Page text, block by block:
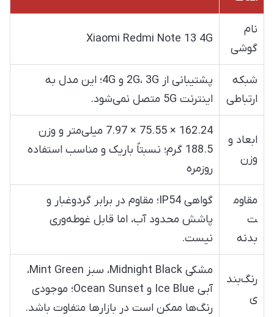
نام
گوشی
Xiaomi Redmi Note 13 4G
شبکه
ارتباطی
پشتیبانی از 2G، 3G و 4G؛ این مدل به
اینترنت 5G متصل نمی‌شود.
ابعاد و
وزن
162.24 × 75.55 × 7.97 میلی‌متر و وزن
188.5 گرم؛ نسبتاً باریک و مناسب استفاده
روزمره
مقاوم
ت
بدنه
گواهی IP54؛ مقاوم در برابر گردوغبار و
پاشش محدود آب، اما قابل غوطه‌وری
نیست.
رنگ‌بند
ی
مشکی Midnight Black، سبز Mint Green،
آبی Ice Blue و Ocean Sunset؛ موجودی
رنگ‌ها ممکن است در بازارها متفاوت باشد.